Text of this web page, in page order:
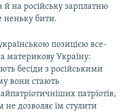
й на російську зарплатню
неньку бити.
позицією все-
материкову Україну:
бесіди з російськими
вони стають
патріотів,
не дозволяє їм стулити